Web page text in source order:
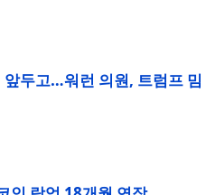
두고…워런 의원, 트럼프 밈